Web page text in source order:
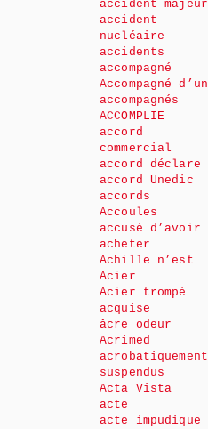
accident majeur
accident
nucléaire
accidents
accompagné
Accompagné d’un
accompagnés
ACCOMPLIE
accord
commercial
accord déclare
accord Unedic
accords
Accoules
accusé d’avoir
acheter
Achille n’est
Acier
Acier trompé
acquise
âcre odeur
Acrimed
acrobatiquement
suspendus
Acta Vista
acte
acte impudique